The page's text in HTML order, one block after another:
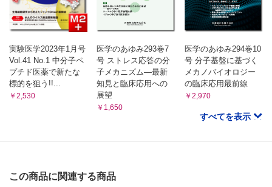
実験医学2023年1月号
Vol.41 No.1 中分子ペ
プチド医薬で新たな
標的を狙う!!...
￥2,530
医学のあゆみ293巻7
号 ストレス応答の分
子メカニズム―最新
知見と臨床応用への
展望
￥1,650
医学のあゆみ294巻10
号 分子基盤に基づく
メカノバイオロジー
の臨床応用最前線
￥2,970
すべてを表示
この商品に関連する商品